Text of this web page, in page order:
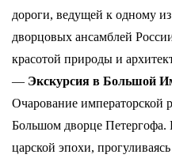
дороги, ведущей к одному
дворцовых ансамблей
красотой природы и
— Экскурсия в Большой
Очарование императорской
Большом дворце Петергофа.
царской эпохи,